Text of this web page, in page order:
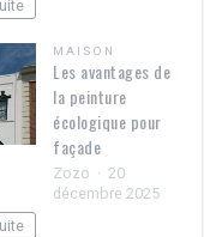
MAISON
Les avantages de
la peinture
écologique pour
façade
Zozo
20
décembre 2025